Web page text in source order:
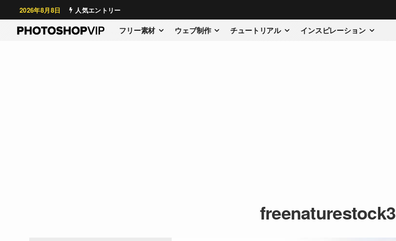
2026年8月8日 人気エントリー
フリー素材 ウェブ制作 チュートリアル インスピレーション
freenaturestock3